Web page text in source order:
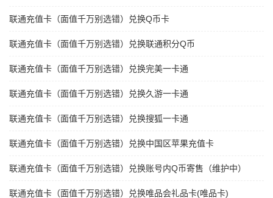
联通充值卡（面值千万别选错）兑换Q币卡
联通充值卡（面值千万别选错）兑换联通积分Q币
联通充值卡（面值千万别选错）兑换完美一卡通
联通充值卡（面值千万别选错）兑换久游一卡通
联通充值卡（面值千万别选错）兑换搜狐一卡通
联通充值卡（面值千万别选错）兑换中国区苹果充值卡
联通充值卡（面值千万别选错）兑换账号内Q币寄售（维护中）
联通充值卡（面值千万别选错）兑换唯品会礼品卡(唯品卡)